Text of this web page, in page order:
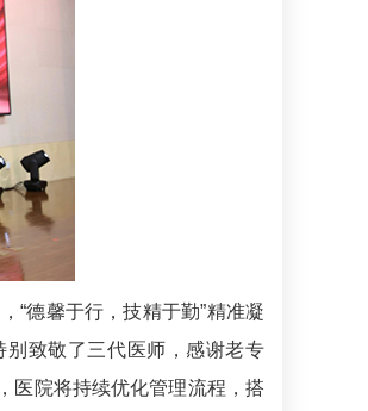
“德馨于行，技精于勤”精准凝
别致敬了三代医师，感谢老专
医院将持续优化管理流程，搭